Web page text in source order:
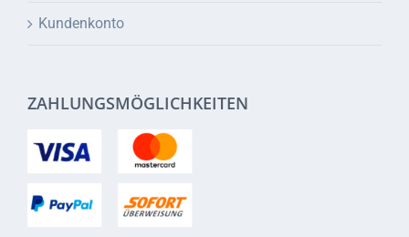
Kundenkonto
ZAHLUNGSMÖGLICHKEITEN